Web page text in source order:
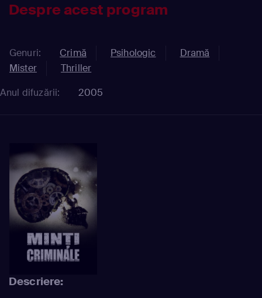
Despre acest program
Genuri: Crimă Psihologic
Dramă
Mister
Thriller
Anul difuzării:
2005
Descriere: